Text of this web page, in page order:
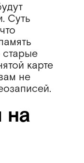
Суть
старые
карте
не
на